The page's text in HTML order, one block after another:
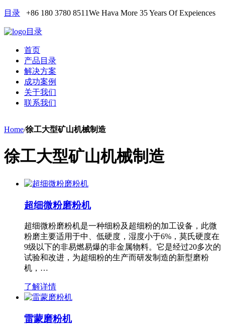
目录 +86 180 3780 8511We Hava More 35 Years Of Expeiences
目录
首页
产品目录
解决方案
成功案例
关于我们
联系我们
Home/徐工大型矿山机械制造
徐工大型矿山机械制造
超细微粉磨粉机
超细微粉磨粉机是一种细粉及超细粉的加工设备，此微
粉磨主要适用于中、低硬度，湿度小于6%，莫氏硬度在
9级以下的非易燃易爆的非金属物料。它是经过20多次的
试验和改进，为超细粉的生产而研发制造的新型磨粉
机，…
了解详情
雷蒙磨粉机